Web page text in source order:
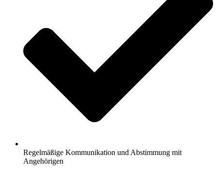
Regelmäßige Kommunikation und Abstimmung mit
Angehörigen